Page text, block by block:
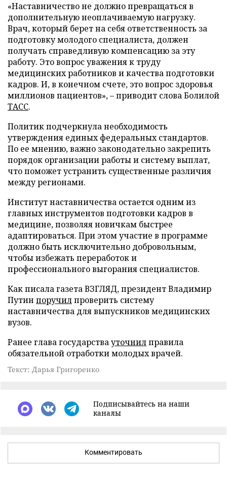
«Наставничество не должно превращаться в
дополнительную неоплачиваемую нагрузку.
Врач, который берет на себя ответственность за
подготовку молодого специалиста, должен
получать справедливую компенсацию за эту
работу. Это вопрос уважения к труду
медицинских работников и качества подготовки
кадров. И, в конечном счете, это вопрос здоровья
миллионов пациентов», – приводит слова Болилой
ТАСС.
Политик подчеркнула необходимость
утверждения единых федеральных стандартов.
По ее мнению, важно законодательно закрепить
порядок организации работы и систему выплат,
что поможет устранить существенные различия
между регионами.
Институт наставничества остается одним из
главных инструментов подготовки кадров в
медицине, позволяя новичкам быстрее
адаптироваться. При этом участие в программе
должно быть исключительно добровольным,
чтобы избежать переработок и
профессионального выгорания специалистов.
Как писала газета ВЗГЛЯД, президент Владимир
Путин поручилпроверить систему
наставничества для выпускников медицинских
вузов.
Ранее глава государствауточнилправила
обязательной отработки молодых врачей.
Текст: Дарья Григоренко
Подписывайтесь на наши
каналы
Комментировать